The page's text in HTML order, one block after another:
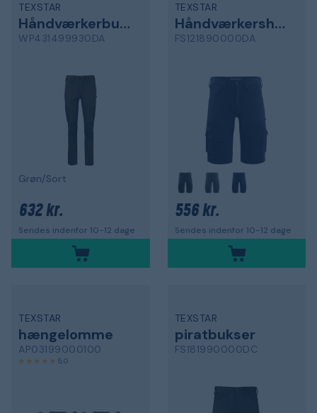
TEXSTAR
Håndværkerbukser
WP431499930DA
Grøn/Sort
632 kr.
Sendes indenfor 10-12 dage
TEXSTAR
Håndværkershorts
FS121890000DA
556 kr.
Sendes indenfor 10-12 dage
TEXSTAR
hængelomme
AP03199000100
5,0
TEXSTAR
piratbukser
FS181990000DC